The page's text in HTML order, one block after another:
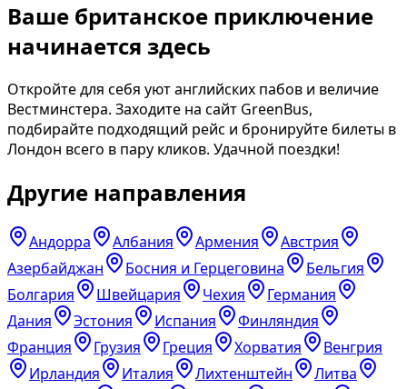
Ваше британское приключение
начинается здесь
Откройте для себя уют английских пабов и величие
Вестминстера. Заходите на сайт GreenBus,
подбирайте подходящий рейс и бронируйте билеты в
Лондон всего в пару кликов. Удачной поездки!
Другие направления
Андорра Албания Армения
Австрия
Азербайджан
Босния и Герцеговина
Бельгия
Болгария
Швейцария Чехия
Германия
Дания
Эстония Испания
Финляндия
Франция
Грузия Греция Хорватия
Венгрия
Ирландия
Италия Лихтенштейн
Литва